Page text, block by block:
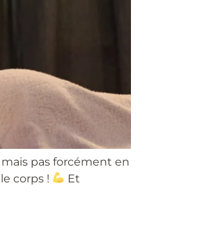
pas forcément en
corps !
Et